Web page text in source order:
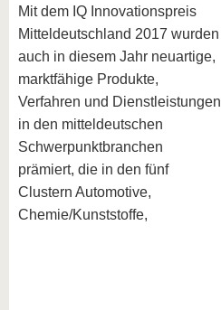
Mit dem IQ Innovationspreis
Mitteldeutschland 2017 wurden
auch in diesem Jahr neuartige,
marktfähige Produkte,
Verfahren und Dienstleistungen
in den mitteldeutschen
Schwerpunktbranchen
prämiert, die in den fünf
Clustern Automotive,
Chemie/Kunststoffe,